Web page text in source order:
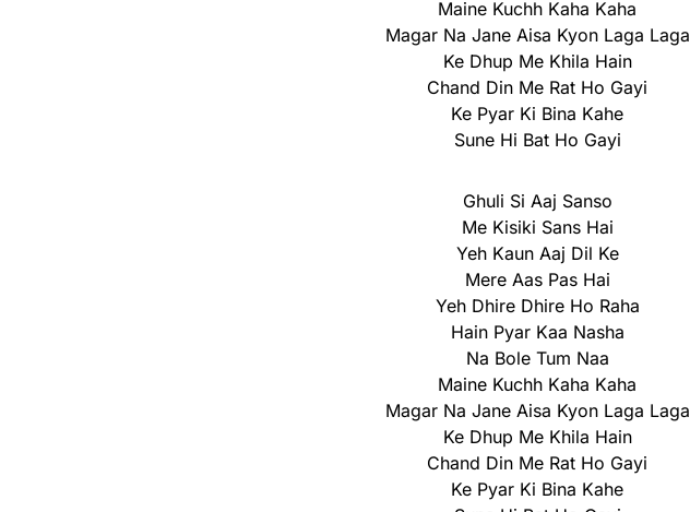
Maine Kuchh Kaha Kaha
Magar Na Jane Aisa Kyon Laga Laga
Ke Dhup Me Khila Hain
Chand Din Me Rat Ho Gayi
Ke Pyar Ki Bina Kahe
Sune Hi Bat Ho Gayi
Ghuli Si Aaj Sanso
Me Kisiki Sans Hai
Yeh Kaun Aaj Dil Ke
Mere Aas Pas Hai
Yeh Dhire Dhire Ho Raha
Hain Pyar Kaa Nasha
Na Bole Tum Naa
Maine Kuchh Kaha Kaha
Magar Na Jane Aisa Kyon Laga Laga
Ke Dhup Me Khila Hain
Chand Din Me Rat Ho Gayi
Ke Pyar Ki Bina Kahe